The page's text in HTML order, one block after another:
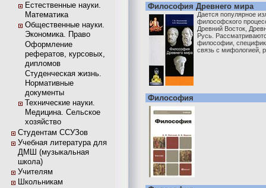
Естественные науки.
Математика
Общественные науки.
Экономика. Право
Оформление
рефератов, курсовых,
дипломов
Студенческая жизнь.
Нормативные
документы
Технические науки.
Медицина. Сельское
хозяйство
Студентам ССУЗов
Учебная литература для
ДМШ (музыкальная
школа)
Учителям
Школьникам
Философия Древнего мира
Дается популярное
философского
Древний Восток,
Русь.
философии,
связь с мифологией,
Философия